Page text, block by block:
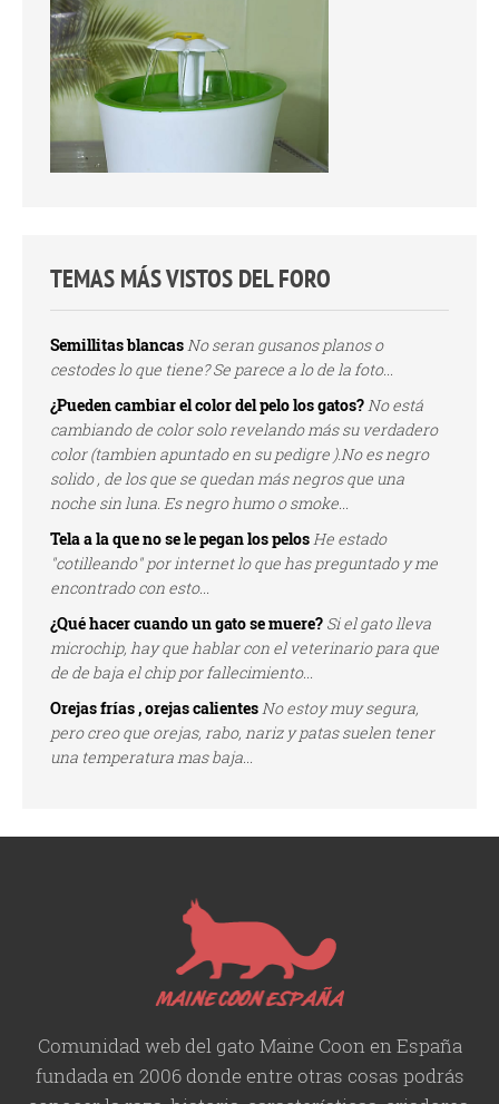
TEMAS MÁS VISTOS DEL FORO
Semillitas blancasNo seran gusanos planos o
cestodes lo que tiene? Se parece a lo de la foto...
¿Pueden cambiar el color del pelo los gatos?No está
cambiando de color solo revelando más su verdadero
color (tambien apuntado en su pedigre ).No es negro
solido , de los que se quedan más negros que una
noche sin luna. Es negro humo o smoke...
Tela a la que no se le pegan los pelosHe estado
"cotilleando" por internet lo que has preguntado y me
encontrado con esto...
¿Qué hacer cuando un gato se muere? Si el gato lleva
microchip, hay que hablar con el veterinario para que
de de baja el chip por fallecimiento...
Orejas frías , orejas calientesNo estoy muy segura,
pero creo que orejas, rabo, nariz y patas suelen tener
una temperatura mas baja...
Comunidad web del gato Maine Coon en España
fundada en 2006 donde entre otras cosas podrás